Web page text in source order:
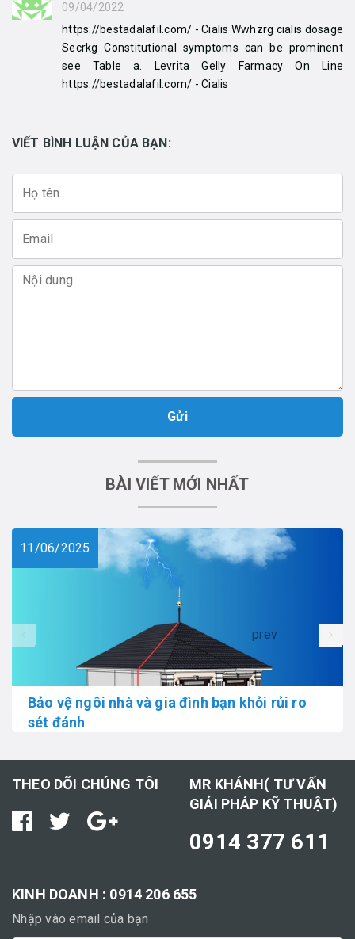
09/04/2022
https://bestadalafil.com/ - Cialis Wwhzrg cialis dosage
Secrkg Constitutional symptoms can be prominent
see Table a. Levrita Gelly Farmacy On Line
https://bestadalafil.com/ - Cialis
VIẾT BÌNH LUẬN CỦA BẠN:
Gửi
BÀI VIẾT MỚI NHẤT
11/06/2025
Bảo vệ ngôi nhà và gia đình bạn khỏi rủi ro
sét đánh
prev
THEO DÕI CHÚNG TÔI
MR KHÁNH( TƯ VẤN
GIẢI PHÁP KỸ THUẬT)
0914 377 611
KINH DOANH : 0914 206 655
Nhập vào email của bạn